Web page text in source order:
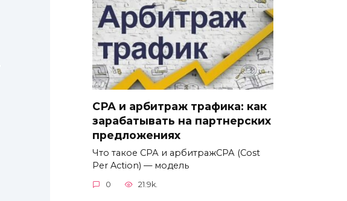
СРА и арбитраж трафика: как
зарабатывать на партнерских
предложениях
Что такое СРА и арбитражСРА (Cost
Per Action) — модель
0 21.9k.